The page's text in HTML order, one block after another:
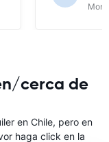
cerca de
en Chile, pero en
haga click en la